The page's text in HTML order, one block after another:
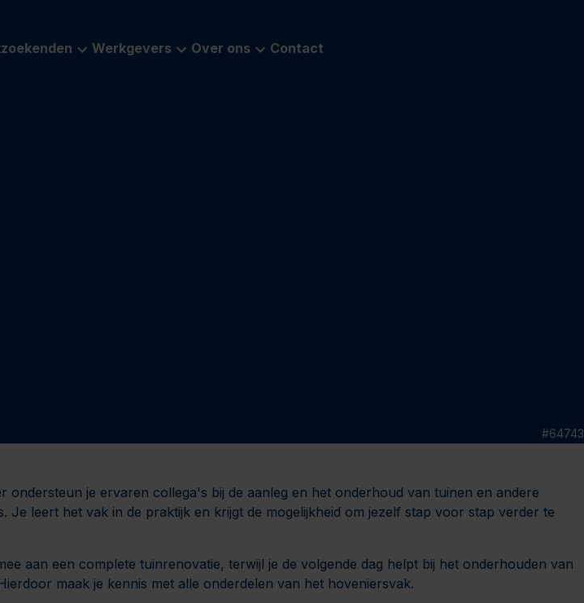
Werkgevers Over ons Contact
#64743
ondersteun je ervaren collega's bij de aanleg en het onderhoud van tuinen en andere
Je leert het vak in de praktijk en krijgt de mogelijkheid om jezelf stap voor stap verder te
aan een complete tuinrenovatie, terwijl je de volgende dag helpt bij het onderhouden van
maak je kennis met alle onderdelen van het hoveniersvak.